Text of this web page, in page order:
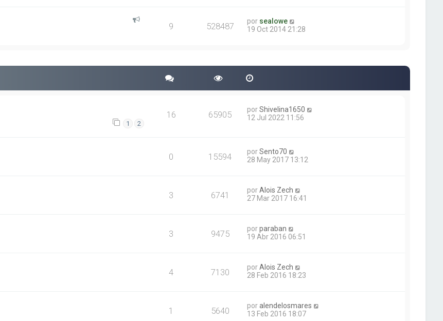
9 528487 por sealowe
19 Oct 2014 21:28
1 2
16 65905 porShivelina1650
12 Jul 2022 11:56
0 15594 porSento70
28 May 2017 13:12
3 6741 porAlois Zech
27 Mar 2017 16:41
3 9475 porparaban
19 Abr 2016 06:51
4 7130 porAlois Zech
28 Feb 2016 18:23
1 5640 poralendelosmares
13 Feb 2016 18:07